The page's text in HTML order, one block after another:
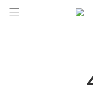
você merece 30%